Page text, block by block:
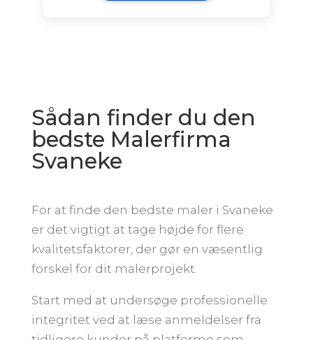
Sådan finder du den
bedste Malerfirma
Svaneke
For at finde den bedste maler i Svaneke
er det vigtigt at tage højde for flere
kvalitetsfaktorer, der gør en væsentlig
forskel for dit malerprojekt.
Start med at undersøge professionelle
integritet ved at læse anmeldelser fra